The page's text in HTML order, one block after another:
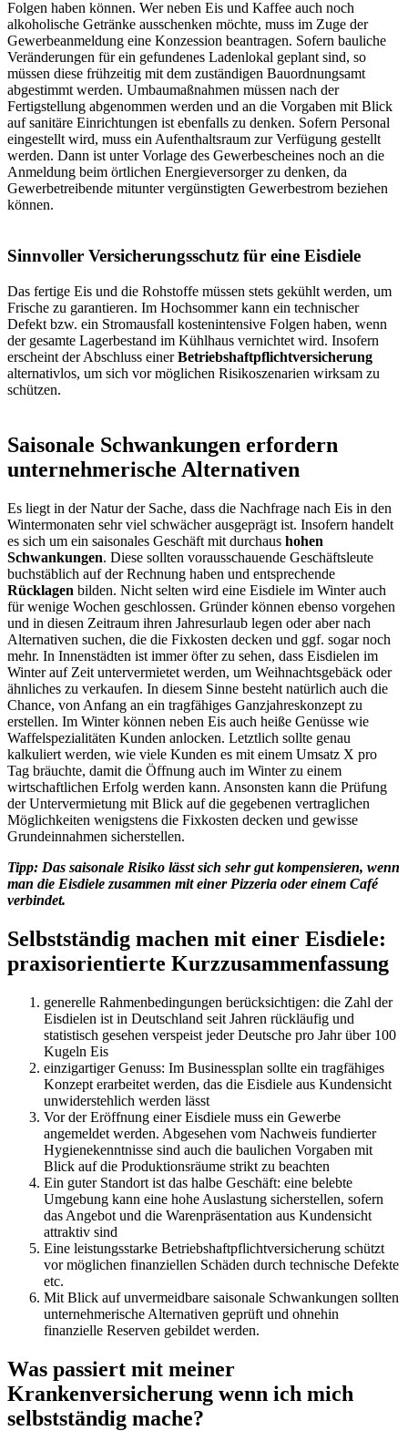
Folgen haben können. Wer neben Eis und Kaffee auch noch
alkoholische Getränke ausschenken möchte, muss im Zuge der
Gewerbeanmeldung eine Konzession beantragen. Sofern bauliche
Veränderungen für ein gefundenes Ladenlokal geplant sind, so
müssen diese frühzeitig mit dem zuständigen Bauordnungsamt
abgestimmt werden. Umbaumaßnahmen müssen nach der
Fertigstellung abgenommen werden und an die Vorgaben mit Blick
auf sanitäre Einrichtungen ist ebenfalls zu denken. Sofern Personal
eingestellt wird, muss ein Aufenthaltsraum zur Verfügung gestellt
werden. Dann ist unter Vorlage des Gewerbescheines noch an die
Anmeldung beim örtlichen Energieversorger zu denken, da
Gewerbetreibende mitunter vergünstigten Gewerbestrom beziehen
können.
Sinnvoller Versicherungsschutz für eine Eisdiele
Das fertige Eis und die Rohstoffe müssen stets gekühlt werden, um
Frische zu garantieren. Im Hochsommer kann ein technischer
Defekt bzw. ein Stromausfall kostenintensive Folgen haben, wenn
der gesamte Lagerbestand im Kühlhaus vernichtet wird. Insofern
erscheint der Abschluss einerBetriebshaftpflichtversicherung
alternativlos, um sich vor möglichen Risikoszenarien wirksam zu
schützen.
Saisonale Schwankungen erfordern
unternehmerische Alternativen
Es liegt in der Natur der Sache, dass die Nachfrage nach Eis in den
Wintermonaten sehr viel schwächer ausgeprägt ist. Insofern handelt
es sich um ein saisonales Geschäft mit durchaus hohen
Schwankungen. Diese sollten vorausschauende Geschäftsleute
buchstäblich auf der Rechnung haben und entsprechende
Rücklagen bilden. Nicht selten wird eine Eisdiele im Winter auch
für wenige Wochen geschlossen. Gründer können ebenso vorgehen
und in diesen Zeitraum ihren Jahresurlaub legen oder aber nach
Alternativen suchen, die die Fixkosten decken und ggf. sogar noch
mehr. In Innenstädten ist immer öfter zu sehen, dass Eisdielen im
Winter auf Zeit untervermietet werden, um Weihnachtsgebäck oder
ähnliches zu verkaufen. In diesem Sinne besteht natürlich auch die
Chance, von Anfang an ein tragfähiges Ganzjahreskonzept zu
erstellen. Im Winter können neben Eis auch heiße Genüsse wie
Waffelspezialitäten Kunden anlocken. Letztlich sollte genau
kalkuliert werden, wie viele Kunden es mit einem Umsatz X pro
Tag bräuchte, damit die Öffnung auch im Winter zu einem
wirtschaftlichen Erfolg werden kann. Ansonsten kann die Prüfung
der Untervermietung mit Blick auf die gegebenen vertraglichen
Möglichkeiten wenigstens die Fixkosten decken und gewisse
Grundeinnahmen sicherstellen.
Tipp: Das saisonale Risiko lässt sich sehr gut kompensieren, wenn
man die Eisdiele zusammen mit einer Pizzeria oder einem Café
verbindet.
Selbstständig machen mit einer Eisdiele:
praxisorientierte Kurzzusammenfassung
generelle Rahmenbedingungen berücksichtigen: die Zahl der
Eisdielen ist in Deutschland seit Jahren rückläufig und
statistisch gesehen verspeist jeder Deutsche pro Jahr über 100
Kugeln Eis
einzigartiger Genuss: Im Businessplan sollte ein tragfähiges
Konzept erarbeitet werden, das die Eisdiele aus Kundensicht
unwiderstehlich werden lässt
Vor der Eröffnung einer Eisdiele muss ein Gewerbe
angemeldet werden. Abgesehen vom Nachweis fundierter
Hygienekenntnisse sind auch die baulichen Vorgaben mit
Blick auf die Produktionsräume strikt zu beachten
Ein guter Standort ist das halbe Geschäft: eine belebte
Umgebung kann eine hohe Auslastung sicherstellen, sofern
das Angebot und die Warenpräsentation aus Kundensicht
attraktiv sind
Eine leistungsstarke Betriebshaftpflichtversicherung schützt
vor möglichen finanziellen Schäden durch technische Defekte
etc.
Mit Blick auf unvermeidbare saisonale Schwankungen sollten
unternehmerische Alternativen geprüft und ohnehin
finanzielle Reserven gebildet werden.
Was passiert mit meiner
Krankenversicherung wenn ich mich
selbstständig mache?